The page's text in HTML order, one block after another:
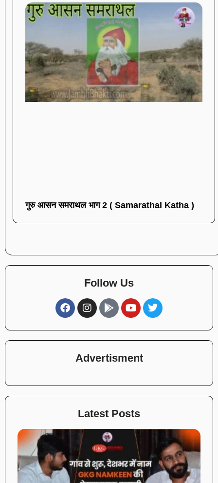
गुरु आसन समराथल भाग 2 ( Samarathal Katha )
Follow Us
Advertisment
Latest Posts